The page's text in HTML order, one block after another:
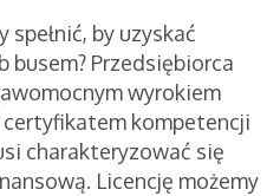
spełnić, by uzyskać
busem? Przedsiębiorca
wyrokiem
kompetencji
charakteryzować się
Licencję możemy